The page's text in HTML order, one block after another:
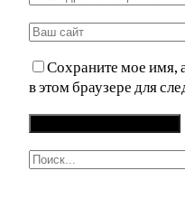
Сохраните мое имя,
в этом браузере для